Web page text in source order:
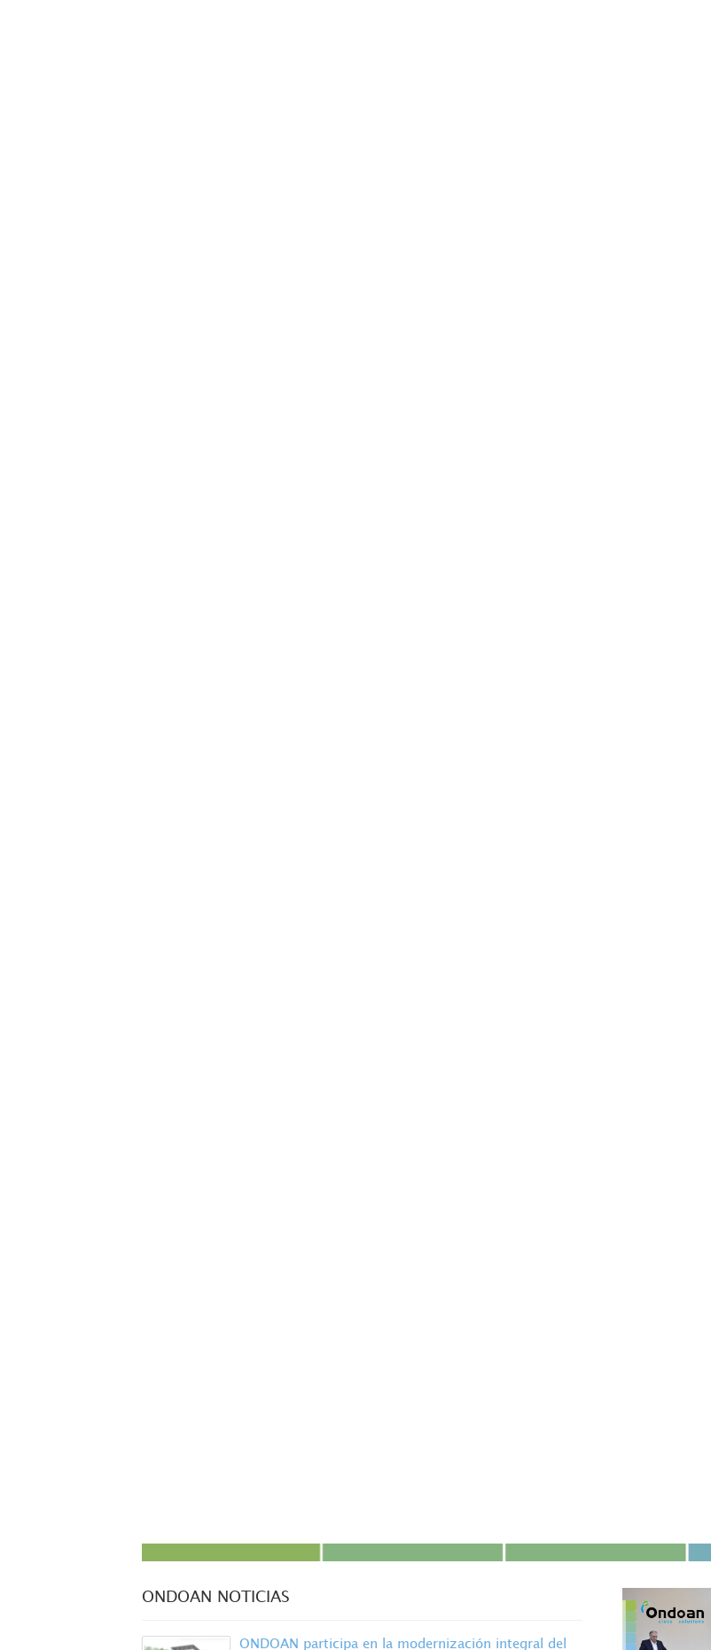
ONDOAN NOTICIAS
ONDOAN participa en la modernización integral del